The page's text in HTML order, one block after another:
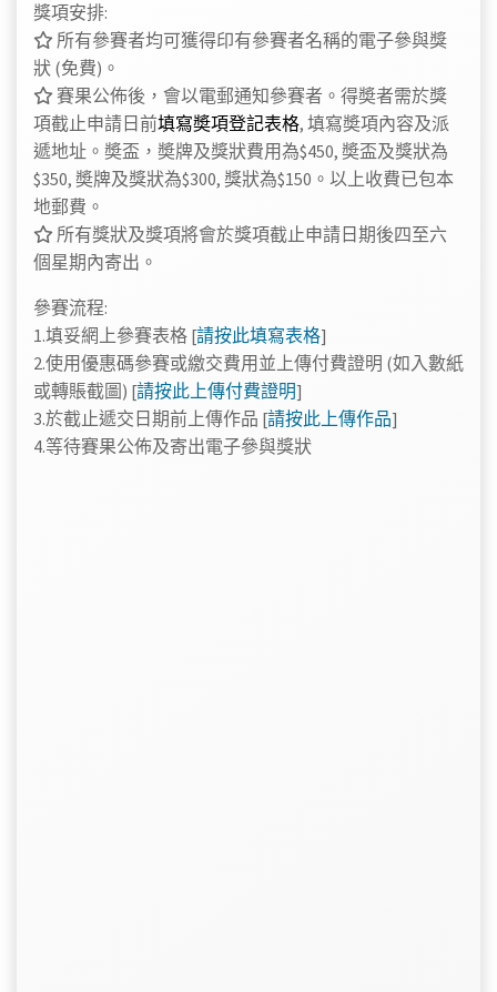
獎項安排:
所有參賽者均可獲得印有參賽者名稱的電子參與獎
狀 (免費)。
賽果公佈後，會以電郵通知參賽者。得奬者需於獎
項截止申請日前填寫奬項登記表格, 填寫奬項內容及派
遞地址。 奬盃，奬牌及獎狀費用為$450, 奬盃及獎狀為
$350, 奬牌及獎狀為$300, 獎狀為$150。以上收費已包本
地郵費。
所有獎狀及獎項將會於獎項截止申請日期後四至六
個星期內寄出。
參賽流程:
1.填妥網上參賽表格 [請按此填寫表格]
2.使用優惠碼參賽或繳交費用並上傳付費證明 (如入數紙
或轉賬截圖) [請按此上傳付費證明]
3.於截止遞交日期前上傳作品 [請按此上傳作品]
4.等待賽果公佈及寄出電子參與獎狀